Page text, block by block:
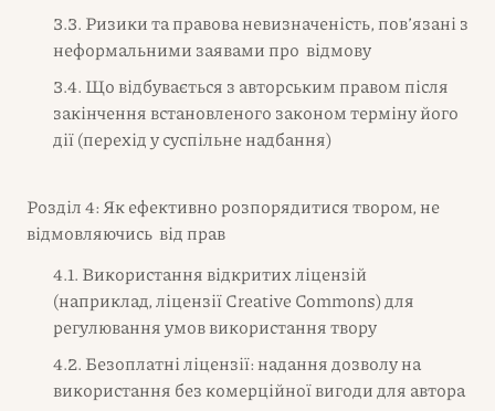
3.3. Ризики та правова невизначеність, пов’язані з
неформальними заявами про відмову
3.4. Що відбувається з авторським правом після
закінчення встановленого законом терміну його
дії (перехід у суспільне надбання)
Розділ 4: Як ефективно розпорядитися твором, не
відмовляючись від прав
4.1. Використання відкритих ліцензій
(наприклад, ліцензії Creative Commons) для
регулювання умов використання твору
4.2. Безоплатні ліцензії: надання дозволу на
використання без комерційної вигоди для автора